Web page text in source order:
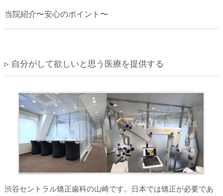
当院紹介〜安心のポイント〜
▹ 自分がして欲しいと思う医療を提供する
渋谷セントラル矯正歯科の山崎です。日本では矯正が必要であ